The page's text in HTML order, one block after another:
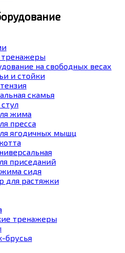
тренажеры
на свободных весах
и стойки
скамья
жима
пресса
ягодичных мышц
приседаний
сидя
для растяжки
тренажеры
брусья